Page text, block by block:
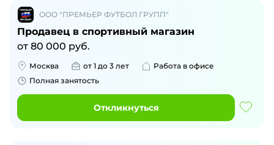
ООО "ПРЕМЬЕР ФУТБОЛ ГРУПП"
Продавец в спортивный магазин
от 80 000 руб.
Москва от 1 до 3 лет
Работа в офисе
Полная занятость
Откликнуться